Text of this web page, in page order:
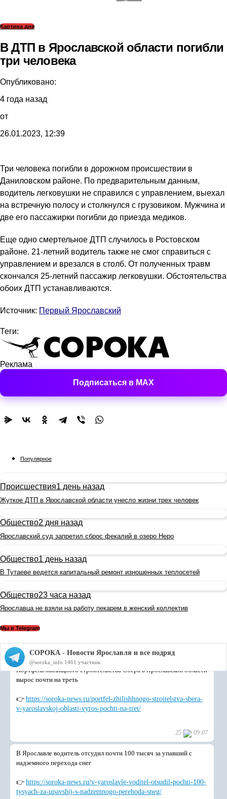
Картина дня
В ДТП в Ярославской области погибли
три человека
Опубликовано:
4 года назад
от
26.01.2023, 12:39
Три человека погибли в дорожном происшествии в
Даниловском районе. По предварительным данным,
водитель легковушки не справился с управлением, выехал
на встречную полосу и столкнулся с грузовиком. Мужчина и
две его пассажирки погибли до приезда медиков.
Еще одно смертельное ДТП случилось в Ростовском
районе. 21-летний водитель также не смог справиться с
управлением и врезался в столб. От полученных травм
скончался 25-летний пассажир легковушки. Обстоятельства
обоих ДТП устанавливаются.
Источник: Первый Ярославский
Теги:
Реклама
Подписаться в MAX
Популярное
Происшествия1 день назад
Жуткое ДТП в Ярославской области унесло жизни трех человек
Общество2 дня назад
Ярославский суд запретил сброс фекалий в озеро Неро
Общество1 день назад
В Тутаеве ведется капитальный ремонт изношенных теплосетей
Общество23 часа назад
Ярославца не взяли на работу пекарем в женский коллектив
Мы в Telegram